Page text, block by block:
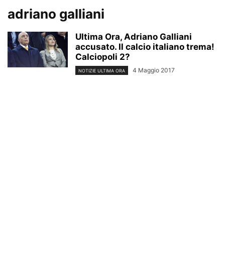
adriano galliani
Ultima Ora, Adriano Galliani
accusato. Il calcio italiano trema!
Calciopoli 2?
NOTIZIE ULTIMA ORA 4 Maggio 2017